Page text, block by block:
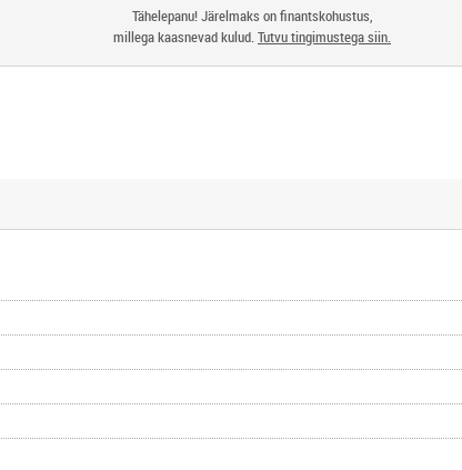
Tähelepanu! Järelmaks on finantskohustus,
millega kaasnevad kulud.Tutvu tingimustega siin.